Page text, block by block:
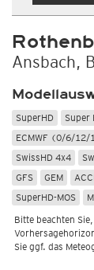
Ansbach,
SuperHD Super
ECMWF (0/6/12/
SwissHD 4x4
GFS
GEM
SuperHD-MOS
Bitte beachten
Sie ggf. das